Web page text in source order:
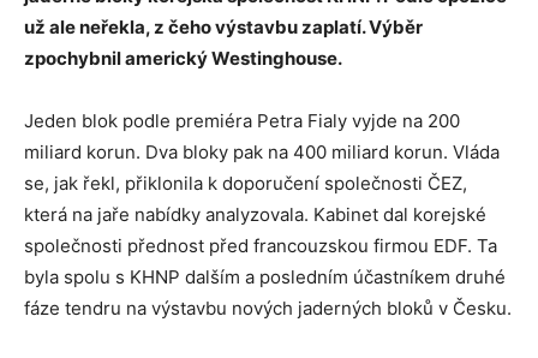
už ale neřekla, z čeho výstavbu zaplatí. Výběr
zpochybnil americký Westinghouse.
Jeden blok podle premiéra Petra Fialy vyjde na 200
miliard korun. Dva bloky pak na 400 miliard korun. Vláda
se, jak řekl, přiklonila k doporučení společnosti ČEZ,
která na jaře nabídky analyzovala. Kabinet dal korejské
společnosti přednost před francouzskou firmou EDF. Ta
byla spolu s KHNP dalším a posledním účastníkem druhé
fáze tendru na výstavbu nových jaderných bloků v Česku.